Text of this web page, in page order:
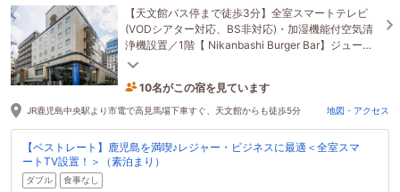
【天文館バス停まで徒歩3分】全室スマートテレビ
(VODシアター対応、BS非対応)・加湿機能付空気清
浄機設置／1階【 Nikanbashi Burger Bar】ジューシ
ーなハンバーガー・グリル料理、クラフトビールを
10名がこの宿を見ています
JR鹿児島中央駅より市電で高見馬場下車すぐ、天文館からも徒歩5分 地図・アクセス
【ベストレート】鹿児島を満喫♪レジャー・ビジネスに最適＜全室スマ
ートTV設置！＞（素泊まり）
ダブル 食事なし